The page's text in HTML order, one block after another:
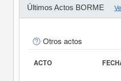
Últimos Actos BORME
Otros actos
ACTO